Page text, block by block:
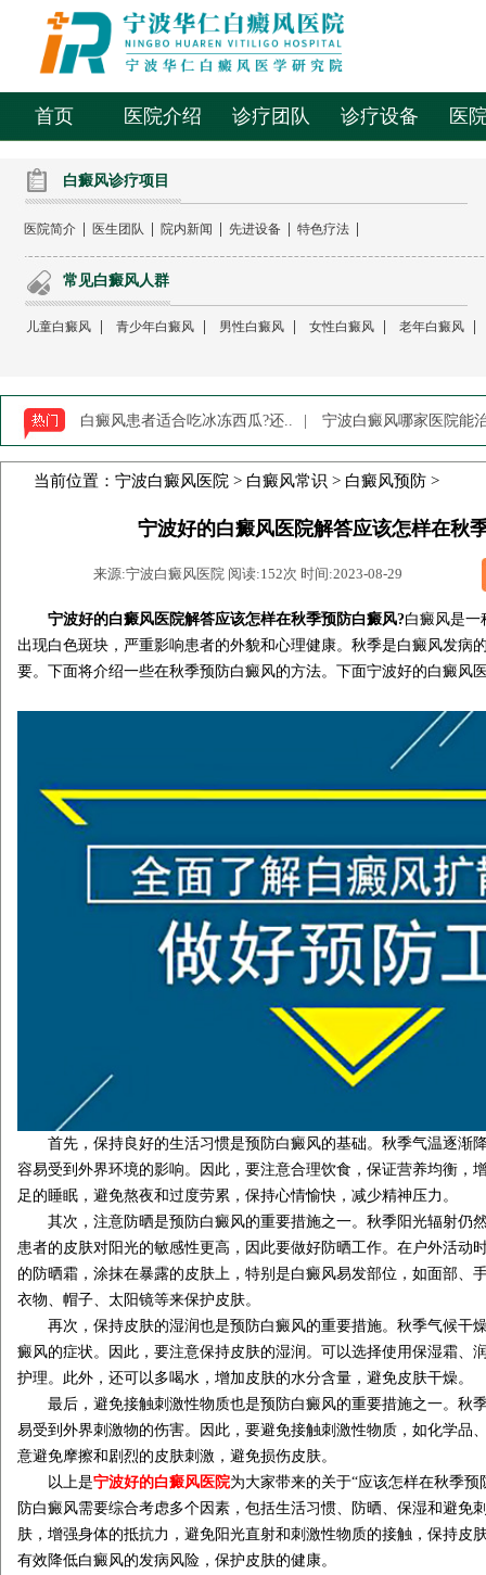
首页 医院介绍 诊疗团队 诊疗设备 医
白癜风诊疗项目
常见白癜风人群
医院简介 医生团队 院内新闻 先进设备 特色疗法
儿童白癜风 青少年白癜风 男性白癜风 女性白癜风 老年白癜风
白癜风患者适合吃冰冻西瓜?还.. 宁波白癜风哪家医院能
当前位置： 宁波白癜风医院 > 白癜风常识 > 白癜风预防 >
宁波好的白癜风医院解答应该怎样在秋
来源:宁波白癜风医院 阅读:152次 时间:2023-08-29
宁波好的白癜风医院解答应该怎样在秋季预防白癜风?白癜风是一
出现白色斑块，严重影响患者的外貌和心理健康。秋季是白癜风发病
要。下面将介绍一些在秋季预防白癜风的方法。下面宁波好的白癜风
首先，保持良好的生活习惯是预防白癜风的基础。秋季气温逐渐
容易受到外界环境的影响。因此，要注意合理饮食，保证营养均衡，
足的睡眠，避免熬夜和过度劳累，保持心情愉快，减少精神压力。
其次，注意防晒是预防白癜风的重要措施之一。秋季阳光辐射仍
患者的皮肤对阳光的敏感性更高，因此要做好防晒工作。在户外活动
的防晒霜，涂抹在暴露的皮肤上，特别是白癜风易发部位，如面部、
衣物、帽子、太阳镜等来保护皮肤。
再次，保持皮肤的湿润也是预防白癜风的重要措施。秋季气候干
癜风的症状。因此，要注意保持皮肤的湿润。可以选择使用保湿霜、
护理。此外，还可以多喝水，增加皮肤的水分含量，避免皮肤干燥。
最后，避免接触刺激性物质也是预防白癜风的重要措施之一。秋
易受到外界刺激物的伤害。因此，要避免接触刺激性物质，如化学品
意避免摩擦和剧烈的皮肤刺激，避免损伤皮肤。
以上是宁波好的白癜风医院为大家带来的关于“应该怎样在秋季
防白癜风需要综合考虑多个因素，包括生活习惯、防晒、保湿和避免
肤，增强身体的抵抗力，避免阳光直射和刺激性物质的接触，保持皮
有效降低白癜风的发病风险，保护皮肤的健康。